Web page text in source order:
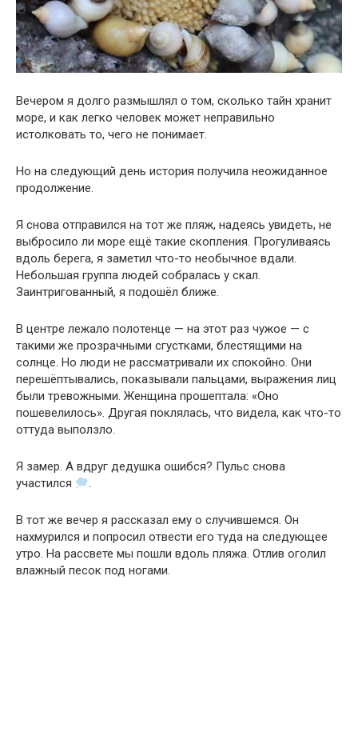
Вечером я долго размышлял о том, сколько тайн хранит
море, и как легко человек может неправильно
истолковать то, чего не понимает.
Но на следующий день история получила неожиданное
продолжение.
Я снова отправился на тот же пляж, надеясь увидеть, не
выбросило ли море ещё такие скопления. Прогуливаясь
вдоль берега, я заметил что-то необычное вдали.
Небольшая группа людей собралась у скал.
Заинтригованный, я подошёл ближе.
В центре лежало полотенце — на этот раз чужое — с
такими же прозрачными сгустками, блестящими на
солнце. Но люди не рассматривали их спокойно. Они
перешёптывались, показывали пальцами, выражения лиц
были тревожными. Женщина прошептала: «Оно
пошевелилось». Другая поклялась, что видела, как что-то
оттуда выползло.
Я замер. А вдруг дедушка ошибся? Пульс снова
участился
.
В тот же вечер я рассказал ему о случившемся. Он
нахмурился и попросил отвести его туда на следующее
утро. На рассвете мы пошли вдоль пляжа. Отлив оголил
влажный песок под ногами.